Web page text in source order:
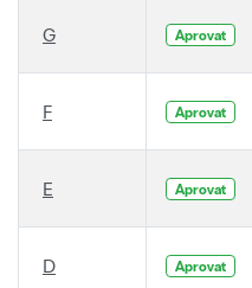
G Aprovat
F Aprovat
E Aprovat
D Aprovat